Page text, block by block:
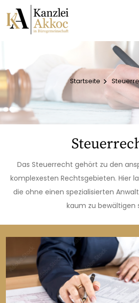
Startseite
Das Steuerrecht gehört zu den
komplexesten Rechtsgebieten. Hier
die ohne einen spezialisierten
kaum zu bewältigen